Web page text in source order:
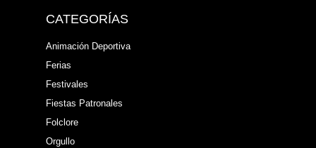
CATEGORÍAS
Animación Deportiva
Ferias
Festivales
Fiestas Patronales
Folclore
Orgullo